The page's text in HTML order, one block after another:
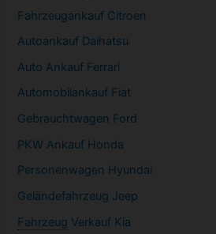
Fahrzeugankauf Citroen
Autoankauf Daihatsu
Auto Ankauf Ferrari
Automobilankauf Fiat
Gebrauchtwagen Ford
PKW Ankauf Honda
Personenwagen Hyundai
Geländefahrzeug Jeep
Fahrzeug Verkauf Kia